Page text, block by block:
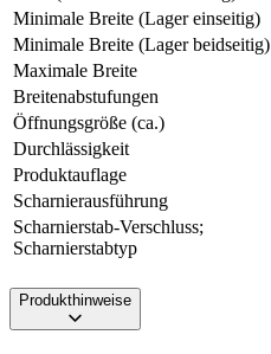
Minimale Breite (Lager einseitig)
Minimale Breite (Lager beidseitig)
Maximale Breite
Breitenabstufungen
Öffnungsgröße (ca.)
Durchlässigkeit
Produktauflage
Scharnierausführung
Scharnierstab-Verschluss;
Scharnierstabtyp
Produkthinweise